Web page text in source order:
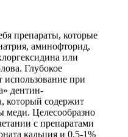
препараты, которые
аминофторид,
или
Глубокое
использование при
дентин-
который содержит
меди. Целесообразно
с препаратами
кальция и 0,5-1%